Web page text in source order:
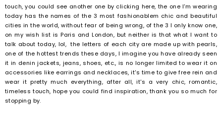
touch, you could see another one by clicking here, the one I'm wearing
today has the names of the 3 most fashionablem chic and beautiful
cities in the world, without fear of being wrong, of the 3 I only know one,
on my wish list is Paris and London, but neither is that what I want to
talk about today, lol, the letters of each city are made up with pearls,
one of the hottest trends these days, I imagine you have already seen
it in denin jackets, jeans, shoes, etc., is no longer limited to wear it on
accessories like earrings and necklaces, it's time to give free rein and
wear it pretty much everything, after all, it's a very chic, romantic,
timeless touch, hope you could find inspiration, thank you so much for
stopping by.